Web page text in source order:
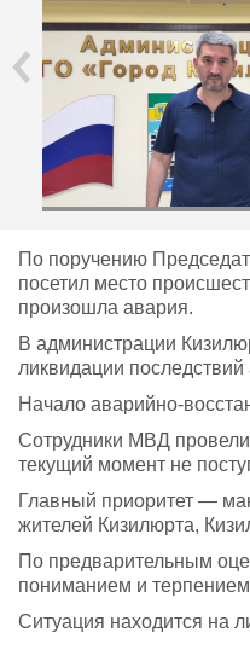
‹
По поручению
посетил место
произошла авария.
В администрации
ликвидации
Начало аварийно-
Сотрудники МВД
текущий момент не
Главный приоритет —
жителей Кизилюрта,
По предварительным
пониманием и
Ситуация находится на